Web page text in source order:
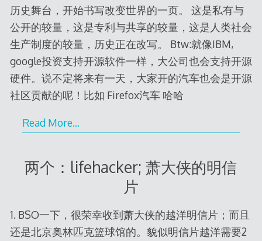
历史舞台，开始书写改变世界的一页。 这是私有与
公开的较量，这是专利与共享的较量，这是人类社会
生产制度的较量，历史正在改写。 Btw:就像IBM,
google投资支持开源软件一样，大公司也会支持开源
硬件。说不定将来有一天，大家开的汽车也会是开源
社区贡献的呢！比如 Firefox汽车 哈哈
Read More…
两个：lifehacker; 萧大侠的明信
片
1. BSO一下，很荣幸收到萧大侠的越洋明信片；而且
还是北京奥林匹克篮球馆的。貌似明信片越洋需要2